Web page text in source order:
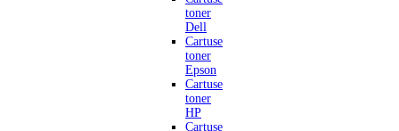
toner
Dell
Cartuse
toner
Epson
Cartuse
toner
HP
Cartuse